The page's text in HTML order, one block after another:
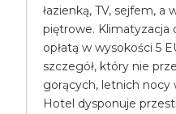
łazienką, TV, sejfem, a
piętrowe. Klimatyzacja
opłatą w wysokości 5
szczegół, który nie
gorących, letnich nocy
Hotel dysponuje